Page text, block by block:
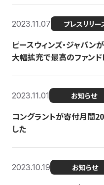
2023.11.07 プレスリリー
ピースウィンズ・ジャパン
大幅拡充で最高のファンド
2023.11.01 お知らせ
コングラントが寄付月間
した
2023.10.19 お知らせ